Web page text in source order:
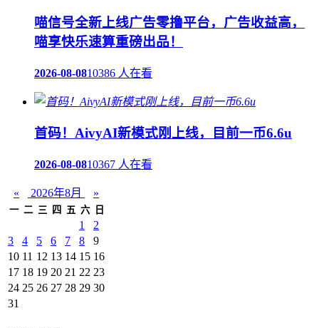
喵信号全新上线广告零撸平台，广告收益高，
喵享快乐速算重磅出品！
2026-08-0810386 人在看
首码！AivyAI新模式刚上线，目前一币6.6u
2026-08-0810367 人在看
« 2026年8月 »
一 二 三 四 五 六 日
1
2
3
4 5 6 7 8
9
10 11 12 13 14 15 16
17 18 19 20 21 22 23
24 25 26 27 28 29 30
31